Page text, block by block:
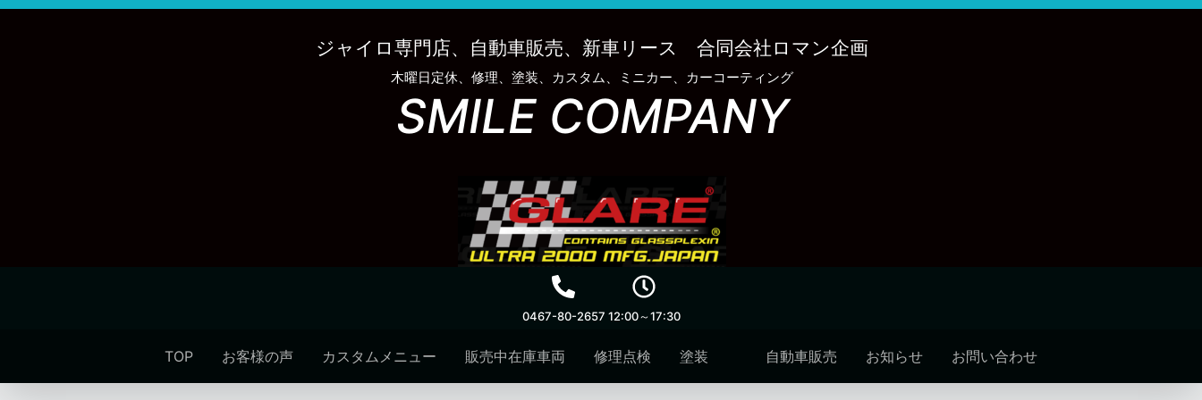
内
ジャイロ専門店、自動車販売、新車リース 合同会社ロマン企画
木曜日定休、修理、塗装、カスタム、ミニカー、カーコーティング
SMILE COMPANY
0467-80-2657 12:00～17:30
TOP お客様の声 カスタムメニュー 販売中在庫車両 修理点検 塗装 自動車販売 お知らせ お問い合わせ